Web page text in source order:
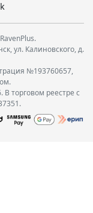
ул. Калиновского, д.
№193760657,
торговом реестре с